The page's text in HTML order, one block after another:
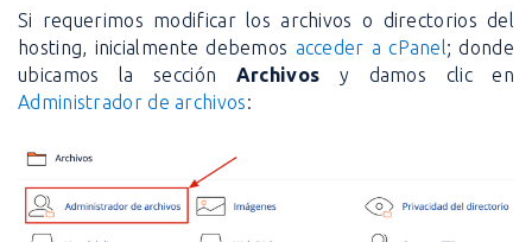
Si requerimos modificar los archivos o directorios del
hosting, inicialmente debemos acceder a cPanel; donde
ubicamos la sección Archivos y damos clic en
Administrador de archivos: